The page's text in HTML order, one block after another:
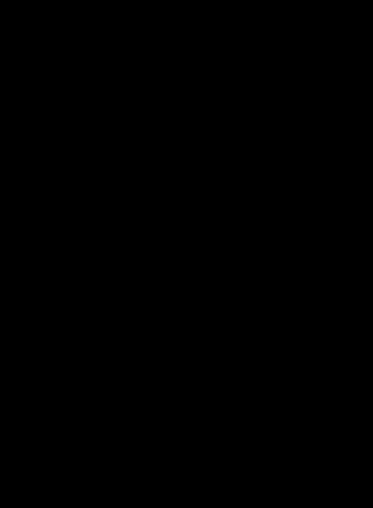
Фотографии напечатали отлично. Пришёл
на сайте — все быстро. Фотографии